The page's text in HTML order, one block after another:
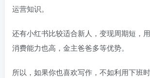
运营知识。
还有小红书比较适合新人，变现周期短，
消费能力也高，金主爸爸多等优势。
所以，如果你也喜欢写作，不如利用下班时